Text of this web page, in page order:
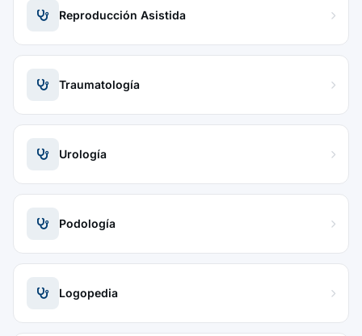
Reproducción Asistida
Traumatología
Urología
Podología
Logopedia